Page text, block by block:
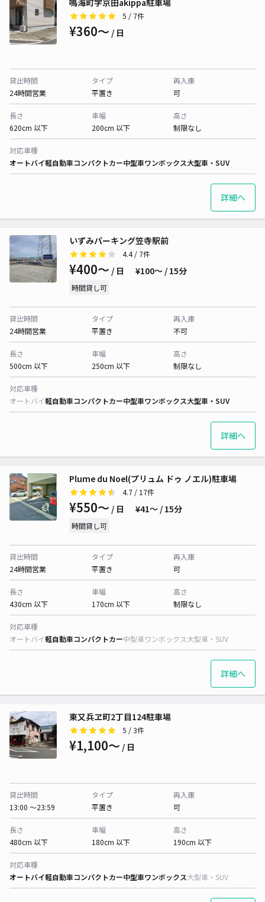
鳴海町字京田akippa駐車場
5 / 7件
¥360〜 / 日
貸出時間
24時間営業
タイプ
平置き
再入庫
可
長さ
620cm 以下
車幅
200cm 以下
高さ
制限なし
対応車種
オートバイ軽自動車コンパクトカー中型車ワンボックス大型車・SUV
詳細へ
いずみパーキング笠寺駅前
4.4/ 7件
¥400〜 / 日 ¥100〜 / 15分
時間貸し可
貸出時間
24時間営業
タイプ
平置き
再入庫
不可
長さ
500cm 以下
車幅
250cm 以下
高さ
制限なし
対応車種
オートバイ軽自動車コンパクトカー中型車ワンボックス大型車・SUV
詳細へ
Plume du Noel(プリュム ドゥ ノエル)駐車場
4.7 / 17件
¥550〜 / 日 ¥41〜 / 15分
時間貸し可
貸出時間
24時間営業
タイプ
平置き
再入庫
可
長さ
430cm 以下
車幅
170cm 以下
高さ
制限なし
対応車種
オートバイ軽自動車コンパクトカー中型車ワンボックス大型車・SUV
詳細へ
東又兵ヱ町2丁目124駐車場
5 / 3件
¥1,100〜 / 日
貸出時間
13:00 〜23:59
タイプ
平置き
再入庫
可
長さ
480cm 以下
車幅
180cm 以下
高さ
190cm 以下
対応車種
オートバイ軽自動車コンパクトカー中型車ワンボックス大型車・SUV